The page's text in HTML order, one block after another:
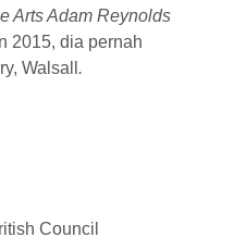
Arts Adam Reynolds
2015, dia pernah
Walsall .
Council